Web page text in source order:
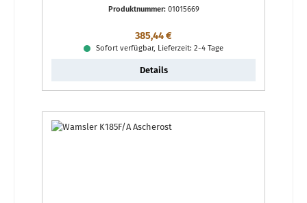
Produktnummer: 01015669
Regulärer Preis:
385,44 €
Sofort verfügbar, Lieferzeit: 2-4 Tage
Details